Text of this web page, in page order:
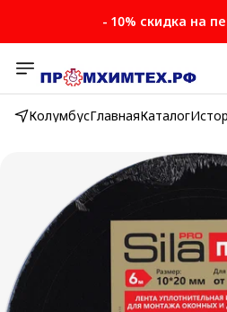
- 10% скидка на
КолумбусГлавнаяКаталог